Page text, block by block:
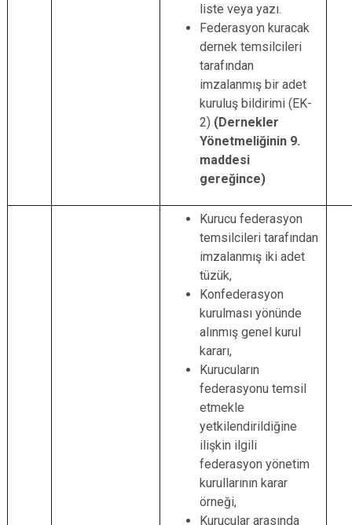
liste veya yazı.
Federasyon kuracak
dernek temsilcileri
tarafından
imzalanmış bir adet
kuruluş bildirimi (EK-
2) (Dernekler
Yönetmeliğinin 9.
maddesi
gereğince)
Kurucu federasyon
temsilcileri tarafından
imzalanmış iki adet
tüzük,
Konfederasyon
kurulması yönünde
alınmış genel kurul
kararı,
Kurucuların
federasyonu temsil
etmekle
yetkilendirildiğine
ilişkin ilgili
federasyon yönetim
kurullarının karar
örneği,
Kurucular arasında